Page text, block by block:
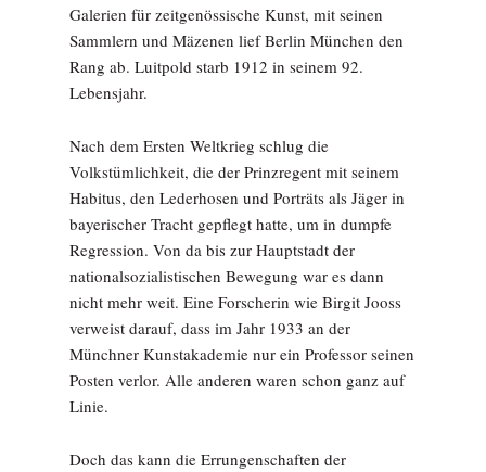
Galerien für zeitgenössische Kunst, mit seinen
Sammlern und Mäzenen lief Berlin München den
Rang ab. Luitpold starb 1912 in seinem 92.
Lebensjahr.
Nach dem Ersten Weltkrieg schlug die
Volkstümlichkeit, die der Prinzregent mit seinem
Habitus, den Lederhosen und Porträts als Jäger in
bayerischer Tracht gepflegt hatte, um in dumpfe
Regression. Von da bis zur Hauptstadt der
nationalsozialistischen Bewegung war es dann
nicht mehr weit. Eine Forscherin wie Birgit Jooss
verweist darauf, dass im Jahr 1933 an der
Münchner Kunstakademie nur ein Professor seinen
Posten verlor. Alle anderen waren schon ganz auf
Linie.
Doch das kann die Errungenschaften der